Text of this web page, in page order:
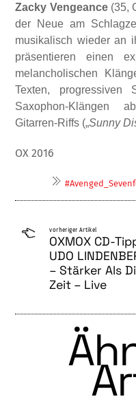
Zacky Vengeance(35,
der Neue am
musikalisch wieder an
präsentieren einen
melancholischen
Texten, progressiven
Saxophon-Klängen
Gitarren-Riffs („Sunny
OX 2016
vorheriger Artikel
OXMOX CD-
UDO
– Stärker Als
Zeit – Live